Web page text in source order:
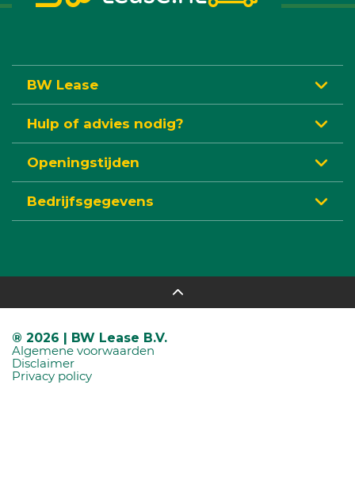
BW Lease
Hulp of advies nodig?
Openingstijden
Bedrijfsgegevens
® 2026 | BW Lease B.V.
Algemene voorwaarden
Disclaimer
Privacy policy